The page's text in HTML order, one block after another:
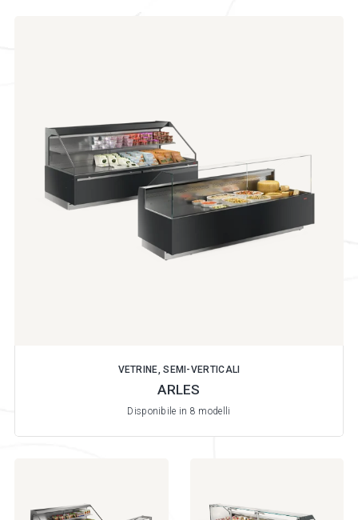
VETRINE, SEMI-VERTICALI
ARLES
Disponibile in 8 modelli